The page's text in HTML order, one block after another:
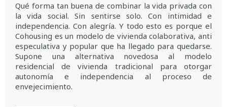
Qué forma tan buena de combinar la vida privada con
la vida social. Sin sentirse solo. Con intimidad e
independencia. Con alegría. Y todo esto es porque el
Cohousing es un modelo de vivienda colaborativa, anti
especulativa y popular que ha llegado para quedarse.
Supone una alternativa novedosa al modelo
residencial de vivienda tradicional para otorgar
autonomía e independencia al proceso de
envejecimiento.